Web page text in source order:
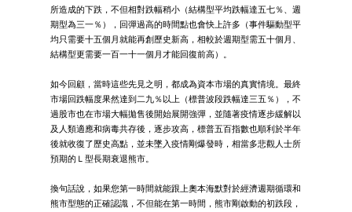
所造成的下跌，不但相對跌幅稍小（結構型平均跌幅達五七％、週
期型為三一％），回彈過高的時間點也會快上許多（事件驅動型平
均只需要十五個月就能再創歷史新高，相較於週期型需五十個月、
結構型更需要一百一十一個月才能回復前高）。
如今回顧，當時這些先見之明，都成為資本市場的真實情境。最終
市場回跌幅度果然達到二九％以上（標普波段跌幅達三五％），不
過股市也在市場大幅拋售後開始展開強彈，並隨著疫情逐步緩解以
及人類適應和病毒共存後，逐步攻高，標普五百指數也順利於半年
後就收復了歷史高點，並未墜入疫情剛爆發時，相當多悲觀人士所
預期的Ｌ型長期衰退熊市。
換句話說，如果您第一時間就能跟上奧本海默對於經濟週期循環和
熊市型態的正確認識，不但能在第一時間，熊市剛啟動的初跌段，